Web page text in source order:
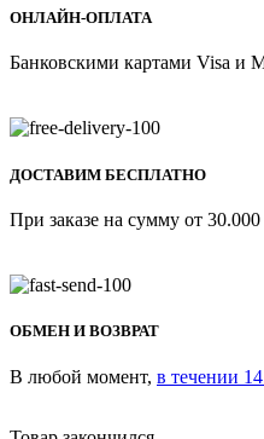
ОНЛАЙН-ОПЛАТА
Банковскими картами Visa и
ДОСТАВИМ БЕСПЛАТНО
При заказе на сумму от 30.000
ОБМЕН И ВОЗВРАТ
В любой момент, в течении